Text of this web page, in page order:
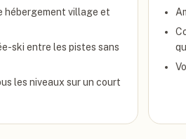
hébergement village et
ski entre les pistes sans
les niveaux sur un court